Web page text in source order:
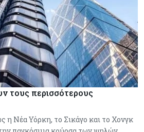
τους περισσότερους
η Νέα Υόρκη, το Σικάγο και το Χονγκ